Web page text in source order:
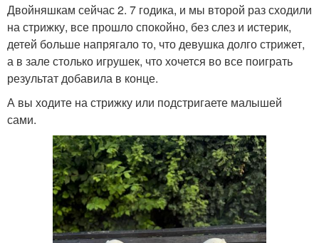
Двойняшкам сейчас 2. 7 годика, и мы второй раз сходили
на стрижку, все прошло спокойно, без слез и истерик,
детей больше напрягало то, что девушка долго стрижет,
а в зале столько игрушек, что хочется во все поиграть
результат добавила в конце.
А вы ходите на стрижку или подстригаете малышей
сами.